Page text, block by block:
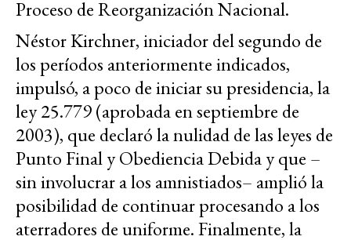
Proceso de Reorganización Nacional.
Néstor Kirchner, iniciador del segundo de
los períodos anteriormente indicados,
impulsó, a poco de iniciar su presidencia, la
ley 25.779 (aprobada en septiembre de
2003), que declaró la nulidad de las leyes de
Punto Final y Obediencia Debida y que –
sin involucrar a los amnistiados– amplió la
posibilidad de continuar procesando a los
aterradores de uniforme. Finalmente, la